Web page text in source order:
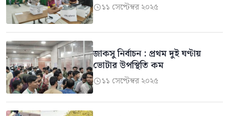
১১ সেপ্টেম্বর ২০২৫
জাকসু নির্বাচন : প্রথম দুই ঘণ্টায়
ভোটার উপস্থিতি কম
১১ সেপ্টেম্বর ২০২৫